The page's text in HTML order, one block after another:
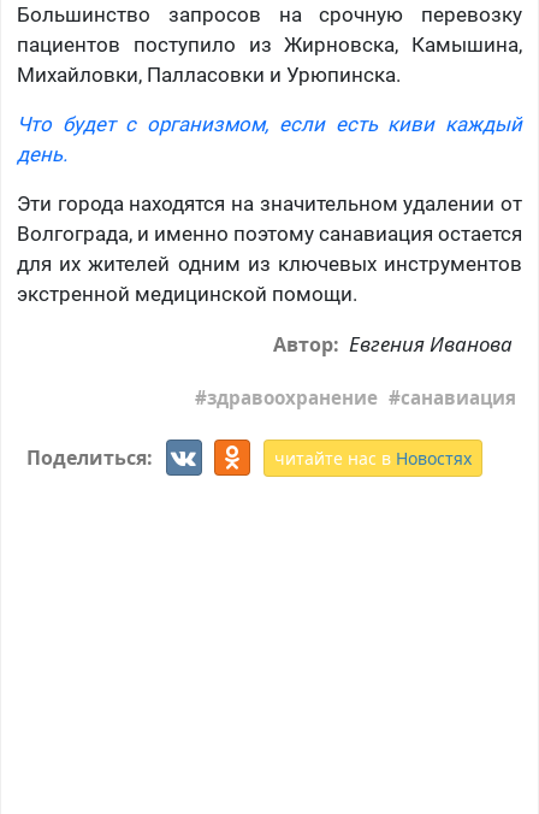
Большинство запросов на срочную перевозку
пациентов поступило из Жирновска, Камышина,
Михайловки, Палласовки и Урюпинска.
Что будет с организмом, если есть киви каждый
день.
Эти города находятся на значительном удалении от
Волгограда, и именно поэтому санавиация остается
для их жителей одним из ключевых инструментов
экстренной медицинской помощи.
Автор: Евгения Иванова
здравоохранение санавиация
Поделиться: читайте нас в Новостях